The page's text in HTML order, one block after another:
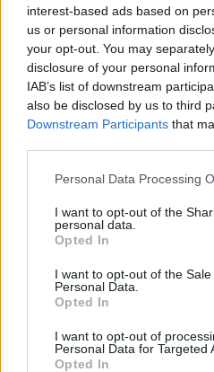
interest-based ads based on
us or personal information
your opt-out. You may
disclosure of your personal
IAB’s list of downstream
also be disclosed by us to third
Downstream Participants that
Please note that this website/
not limited to your visit or usage
grant or deny consent to
use your data for below
consent section.
Personal Data Processing
I want to opt-out of the
personal data.
Opted In
I want to opt-out of the
Personal Data.
Opted In
I want to opt-out of
Personal Data for Targeted
Opted In
preparati a vivere
moda! Sei pronta a far
AUTORE
Staff